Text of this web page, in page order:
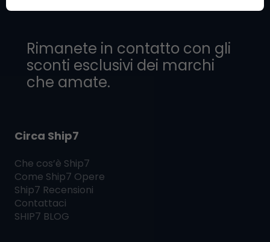
Rimanete in contatto con gli
sconti esclusivi dei marchi
che amate.
Circa Ship7
Che cos’è Ship7
Come Ship7 Opere
Ship7 Recensioni
Contattaci
SHIP7 BLOG